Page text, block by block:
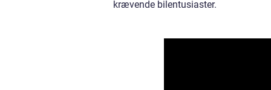
krævende bilentusiaster.